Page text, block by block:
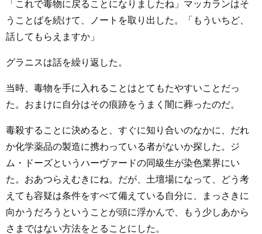
「これで毒物に戻ることになりましたね」マッカランはそ
うことばを続けて、ノートを取り出した。「もういちど、
話してもらえますか」
グラニスは話を繰り返した。
当時、毒物を手に入れることはとてもたやすいことだっ
た。おまけに自分はその痕跡をうまく闇に葬ったのだ。
毒殺することに決めると、すぐに知り合いのなかに、だれ
か化学薬品の製造に携わっている者がないか探した。ジ
ム・ドーズというハーヴァードの同級生が染色業界にい
た。おあつらえむきにね。だが、土壇場になって、どう考
えても容疑は条件をすべて備えている自分に、まっさきに
向かうだろうということが頭に浮かんで、もう少しあから
さまではない方法をとることにした。